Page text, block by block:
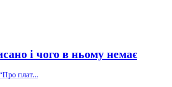
і чого в ньому немає
плат...